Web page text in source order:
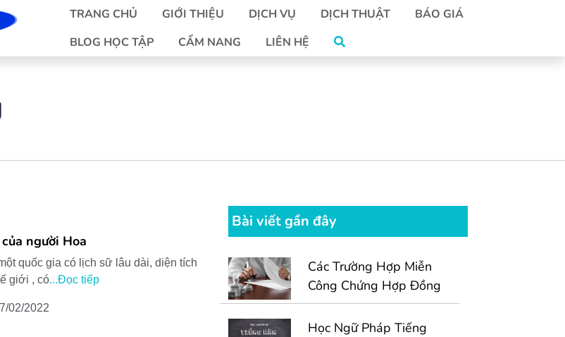
TRANG CHỦ GIỚI THIỆU DỊCH VỤ DỊCH THUẬT
BÁO GIÁ
BLOG HỌC TẬP
CẨM NANG LIÊN HỆ
người Hoa
quốc gia có lịch sữ lâu dài, diện tích
giới , có...Đọc tiếp
02/2022
Bài viết gần đây
Các Trường Hợp Miễn
Công Chứng Hợp Đồng
Học Ngữ Pháp Tiếng